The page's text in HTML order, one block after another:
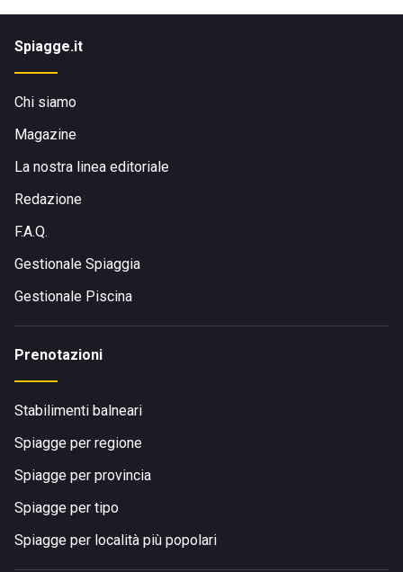
Spiagge.it
Chi siamo
Magazine
La nostra linea editoriale
Redazione
F.A.Q.
Gestionale Spiaggia
Gestionale Piscina
Prenotazioni
Stabilimenti balneari
Spiagge per regione
Spiagge per provincia
Spiagge per tipo
Spiagge per località più popolari